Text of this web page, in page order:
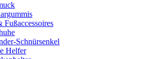
Fußaccessoires
Schnürsenkel
Helfer